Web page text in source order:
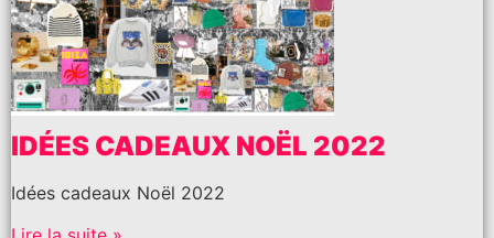
IDÉES CADEAUX NOËL 2022
Idées cadeaux Noël 2022